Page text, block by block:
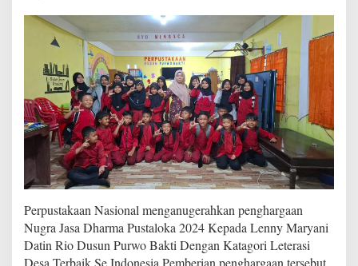
y
e
a
k
a
n
f
a
s
i
l
i
a
s
Perpustakaan Nasional menganugerahkan penghargaan
Nugra Jasa Dharma Pustaloka 2024 Kepada Lenny Maryani
Datin Rio Dusun Purwo Bakti Dengan Katagori Leterasi
Desa Terbaik Se Indonesia Pemberian penghargaan tersebut